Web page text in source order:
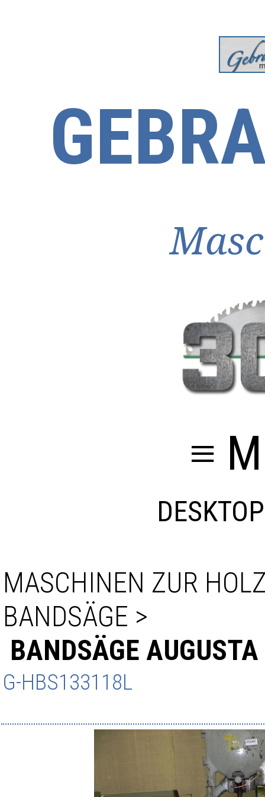
≡
MASCHINEN ZUR
BANDSÄGE >
BANDSÄGE
G-HBS133118L